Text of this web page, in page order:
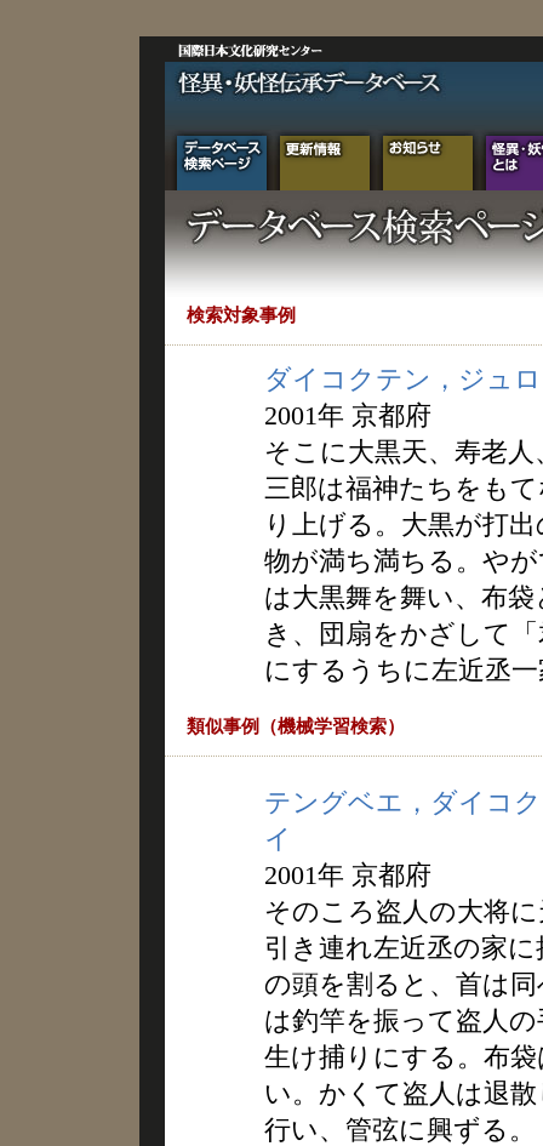
検索対象事例
ダイコクテン，ジュ
2001年 京都府
そこに大黒天、寿老
三郎は福神たちをも
り上げる。大黒が打
物が満ち満ちる。や
は大黒舞を舞い、布
き、団扇をかざして
にするうちに左近丞
類似事例（機械学習検索）
テングベエ，ダイコ
イ
2001年 京都府
そのころ盗人の大将
引き連れ左近丞の家
の頭を割ると、首は
は釣竿を振って盗人
生け捕りにする。布
い。かくて盗人は退
行い、管弦に興ずる。